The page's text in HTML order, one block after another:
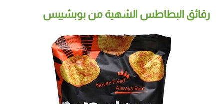
رقائق البطاطس الشهية من بوبشيبس